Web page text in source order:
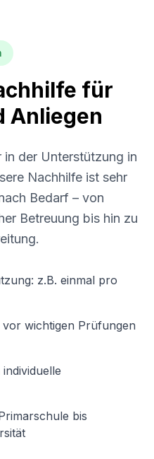
für
Anliegen
in der Unterstützung in
Nachhilfe ist sehr
Bedarf – von
Betreuung bis hin zu
z.B. einmal pro
wichtigen Prüfungen
bis